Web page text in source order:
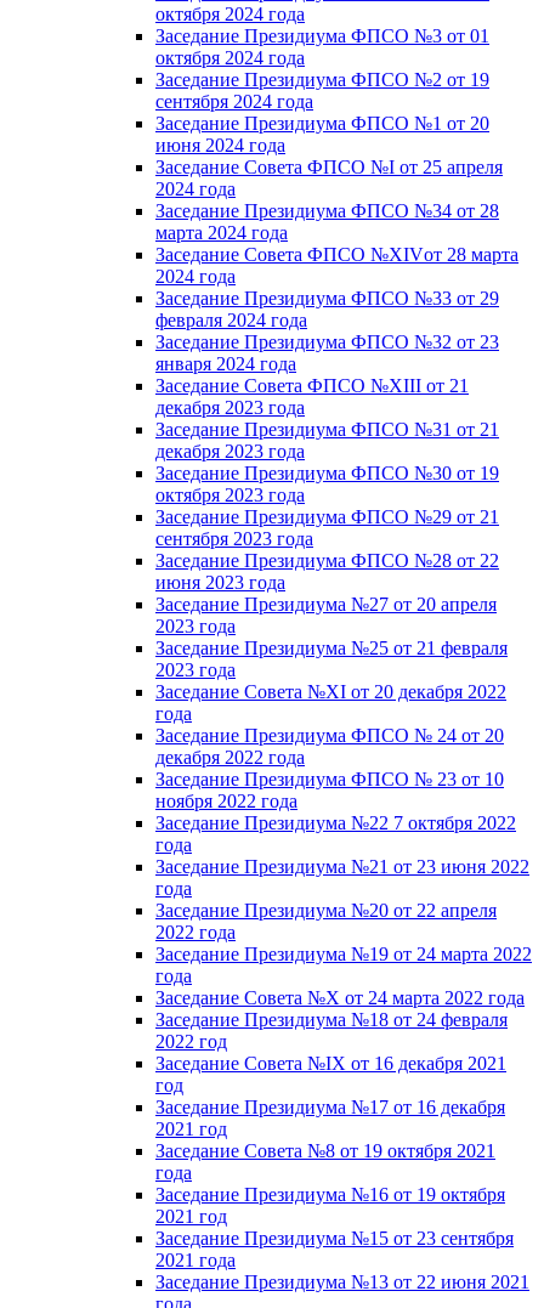
октября 2024 года
Заседание Президиума ФПСО №3 от 01
октября 2024 года
Заседание Президиума ФПСО №2 от 19
сентября 2024 года
Заседание Президиума ФПСО №1 от 20
июня 2024 года
Заседание Совета ФПСО №I от 25 апреля
2024 года
Заседание Президиума ФПСО №34 от 28
марта 2024 года
Заседание Совета ФПСО №XIVот 28 марта
2024 года
Заседание Президиума ФПСО №33 от 29
февраля 2024 года
Заседание Президиума ФПСО №32 от 23
января 2024 года
Заседание Совета ФПСО №XIII от 21
декабря 2023 года
Заседание Президиума ФПСО №31 от 21
декабря 2023 года
Заседание Президиума ФПСО №30 от 19
октября 2023 года
Заседание Президиума ФПСО №29 от 21
сентября 2023 года
Заседание Президиума ФПСО №28 от 22
июня 2023 года
Заседание Президиума №27 от 20 апреля
2023 года
Заседание Президиума №25 от 21 февраля
2023 года
Заседание Совета №XI от 20 декабря 2022
года
Заседание Президиума ФПСО № 24 от 20
декабря 2022 года
Заседание Президиума ФПСО № 23 от 10
ноября 2022 года
Заседание Президиума №22 7 октября 2022
года
Заседание Президиума №21 от 23 июня 2022
года
Заседание Президиума №20 от 22 апреля
2022 года
Заседание Президиума №19 от 24 марта 2022
года
Заседание Совета №X от 24 марта 2022 года
Заседание Президиума №18 от 24 февраля
2022 год
Заседание Совета №IX от 16 декабря 2021
год
Заседание Президиума №17 от 16 декабря
2021 год
Заседание Совета №8 от 19 октября 2021
года
Заседание Президиума №16 от 19 октября
2021 год
Заседание Президиума №15 от 23 сентября
2021 года
Заседание Президиума №13 от 22 июня 2021
года